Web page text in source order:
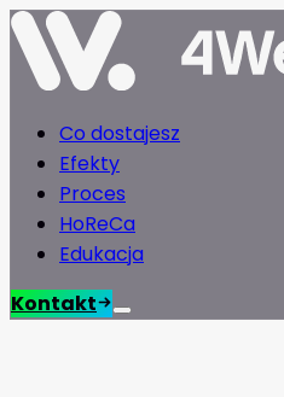
Co dostajesz
Efekty
Proces
HoReCa
Edukacja
Kontakt